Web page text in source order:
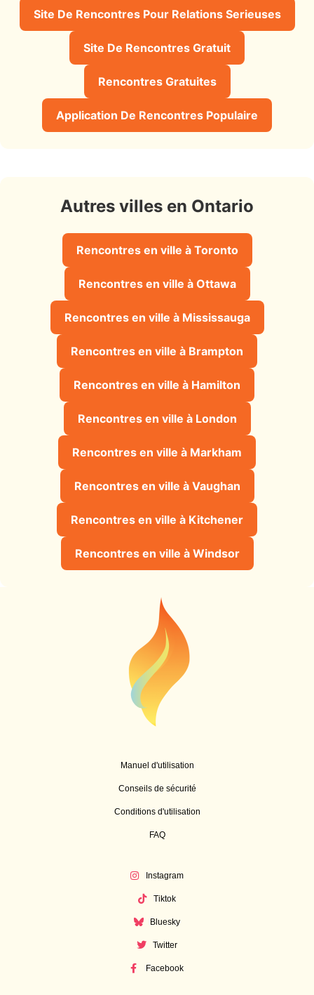
Site De Rencontres Pour Relations Serieuses
Site De Rencontres Gratuit
Rencontres Gratuites
Application De Rencontres Populaire
Autres villes en Ontario
Rencontres en ville à Toronto
Rencontres en ville à Ottawa
Rencontres en ville à Mississauga
Rencontres en ville à Brampton
Rencontres en ville à Hamilton
Rencontres en ville à London
Rencontres en ville à Markham
Rencontres en ville à Vaughan
Rencontres en ville à Kitchener
Rencontres en ville à Windsor
Manuel d'utilisation
Conseils de sécurité
Conditions d'utilisation
FAQ
Instagram
Tiktok
Bluesky
Twitter
Facebook